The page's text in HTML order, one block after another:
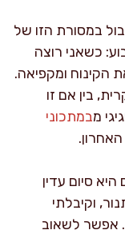
במסורת הזו של
כשאני רוצה
הקינוח ומקפיאה.
בין אם זו
מבמתכוני
סיום עדין
וקיבלתי
אפשר לשאוב